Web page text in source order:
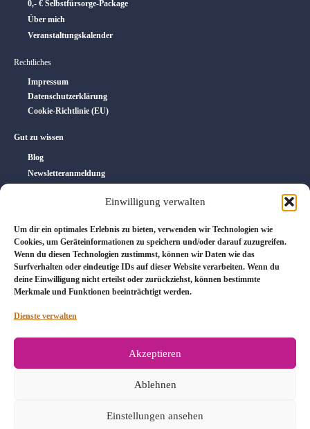
Einwilligung verwalten
Um dir ein optimales Erlebnis zu bieten, verwenden wir Technologien wie
Cookies, um Geräteinformationen zu speichern und/oder darauf zuzugreifen.
Wenn du diesen Technologien zustimmst, können wir Daten wie das
Surfverhalten oder eindeutige IDs auf dieser Website verarbeiten. Wenn du
deine Einwilligung nicht erteilst oder zurückziehst, können bestimmte
Merkmale und Funktionen beeinträchtigt werden.
Dienste verwalten
Akzeptieren
Ablehnen
Einstellungen ansehen
0,- € Selbstfürsorge-Package
Über mich
Veranstaltungskalender
Rechtliches
Impressum
Datenschutzerklärung
Cookie-Richtlinie (EU)
Gut zu wissen
Blog
Newsletteranmeldung
Die bereitgestellten Inhalte sind ausschließlich zu Informations- und
Bildungszwecken und ersetzen keine therapeutische oder medizinische Beratung.
Bei medizinischen oder psychischen Problemen solltest du stets professionelle
Hilfe in Anspruch nehmen.